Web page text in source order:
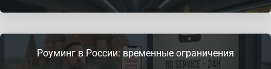
Роуминг в России: временные ограничения